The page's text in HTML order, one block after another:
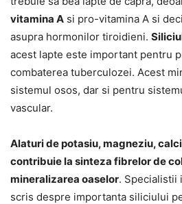
vitamina A si pro-vitamina A si
asupra hormonilor tiroidieni.
acest lapte este important pentru
combaterea tuberculozei. Acest
sistemul osos, dar si pentru
vascular.
Alaturi de potasiu, magneziu,
contribuie la sinteza fibrelor de
mineralizarea oaselor. Specialistii
scris despre importanta siliciului